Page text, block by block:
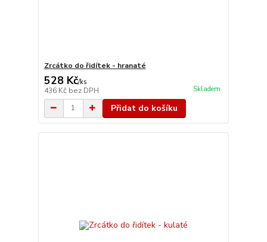
Zrcátko do řidítek - hranaté
528 Kč/ks
436 Kč bez DPH Skladem
Přidat do košíku